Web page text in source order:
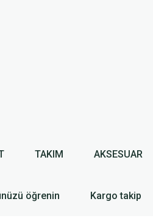
TAKIM AKSESUAR
öğrenin Kargo takip